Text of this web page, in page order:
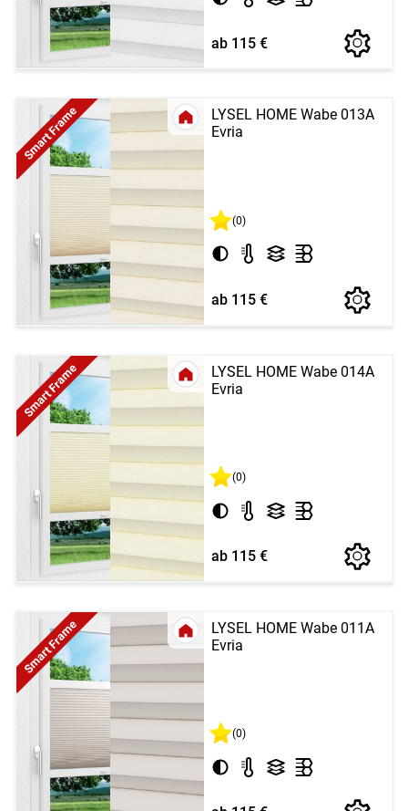
ab 115 €
LYSEL HOME Wabe 013A
Evria
Smart Frame
(0)
ab 115 €
LYSEL HOME Wabe 014A
Evria
Smart Frame
(0)
ab 115 €
LYSEL HOME Wabe 011A
Evria
Smart Frame
(0)